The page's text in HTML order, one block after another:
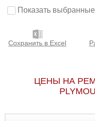
Показать выбранные
Сохранить в Excel
ЦЕНЫ НА